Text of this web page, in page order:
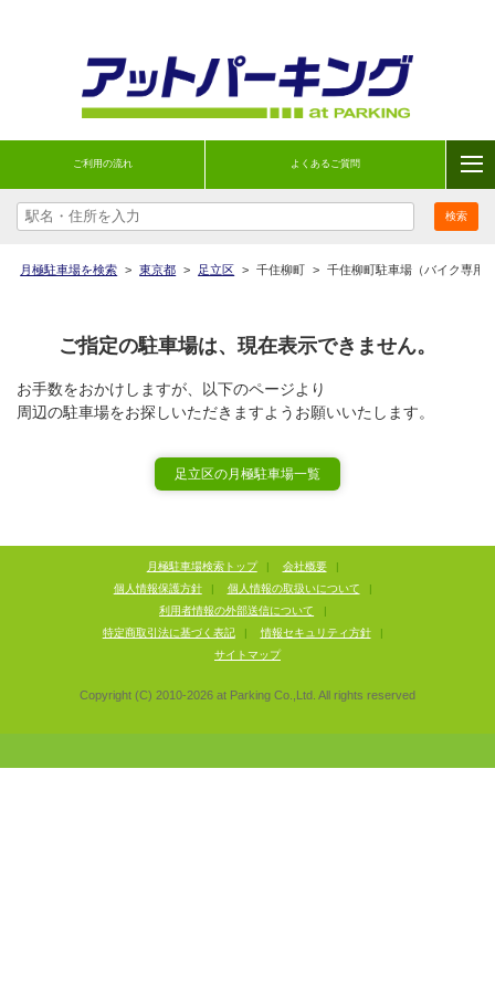
ご利用の流れ よくあるご質問
月極駐車場を検索 > 東京都 > 足立区 > 千住柳町 > 千住柳町駐車場（バイク専用
ご指定の駐車場は、現在表示できません。
お手数をおかけしますが、以下のページより
周辺の駐車場をお探しいただきますようお願いいたします。
足立区の月極駐車場一覧
月極駐車場検索トップ | 会社概要
|
個人情報保護方針
| 個人情報の取扱いについて
|
利用者情報の外部送信について
|
特定商取引法に基づく表記
| 情報セキュリティ方針
|
サイトマップ
Copyright (C) 2010-2026 at Parking Co.,Ltd. All rights reserved